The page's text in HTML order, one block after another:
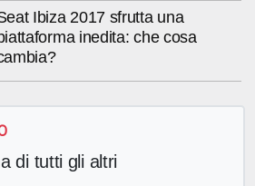
Ibiza 2017 sfrutta una
inedita: che cosa
di tutti gli altri